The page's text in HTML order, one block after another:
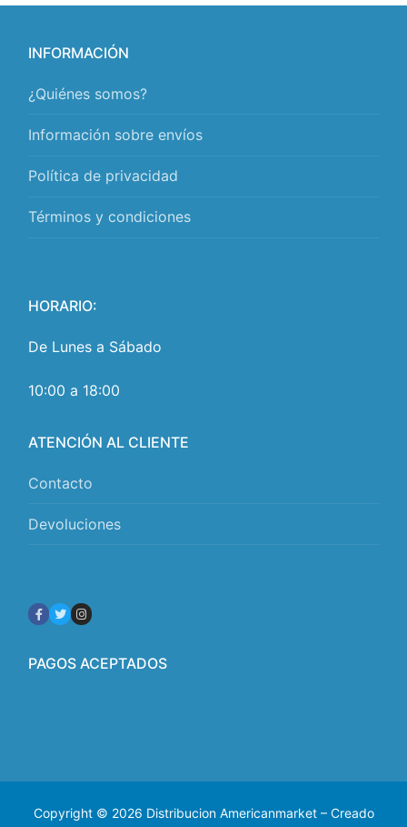
INFORMACIÓN
¿Quiénes somos?
Información sobre envíos
Política de privacidad
Términos y condiciones
HORARIO:
De Lunes a Sábado
10:00 a 18:00
ATENCIÓN AL CLIENTE
Contacto
Devoluciones
PAGOS ACEPTADOS
Copyright © 2026 Distribucion Americanmarket – Creado